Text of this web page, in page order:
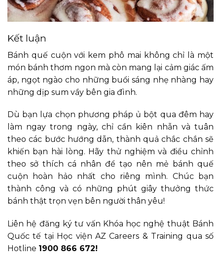
Kết luận
Bánh quế cuộn với kem phô mai không chỉ là một
món bánh thơm ngon mà còn mang lại cảm giác ấm
áp, ngọt ngào cho những buổi sáng nhẹ nhàng hay
những dịp sum vầy bên gia đình.
Dù bạn lựa chọn phương pháp ủ bột qua đêm hay
làm ngay trong ngày, chỉ cần kiên nhẫn và tuân
theo các bước hướng dẫn, thành quả chắc chắn sẽ
khiến bạn hài lòng. Hãy thử nghiệm và điều chỉnh
theo sở thích cá nhân để tạo nên mẻ bánh quế
cuộn hoàn hảo nhất cho riêng mình. Chúc bạn
thành công và có những phút giây thưởng thức
bánh thật trọn vẹn bên người thân yêu!
Liên hệ đăng ký tư vấn Khóa học nghệ thuật Bánh
Quốc tế tại Học viện AZ Careers & Training qua số
Hotline 1900 866 672!